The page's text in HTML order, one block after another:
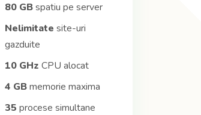
80 GBspatiu pe server
Nelimitate site-uri
gazduite
10 GHz CPU alocat
4 GBmemorie maxima
35 procese simultane